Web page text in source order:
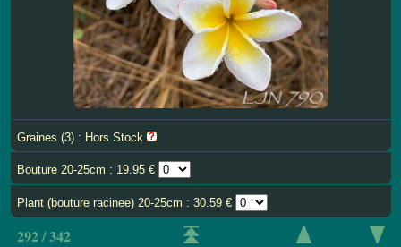
Graines (3) : Hors Stock
Bouture 20-25cm : 19.95 €
Plant (bouture racinee) 20-25cm : 30.59 €
292 / 342